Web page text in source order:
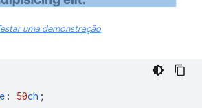
uma demonstração
: 50ch ;